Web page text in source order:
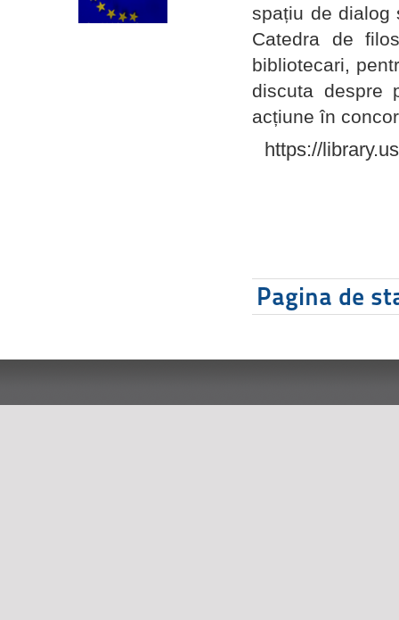
spațiu de dialog
Catedra de
bibliotecari,
discuta despre
acțiune în
https://
Pagina de